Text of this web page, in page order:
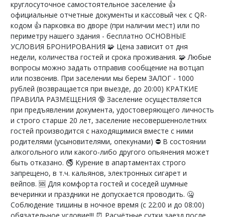
круглосуточное самостоятельное заселение 👍
официальные отчетные документы и кассовый чек с QR-
кодом 👍 парковка во дворе (при наличии мест) или по
периметру нашего здания - бесплатно ОСНОВНЫЕ
УСЛОВИЯ БРОНИРОВАНИЯ 🧩 Цена зависит от дня
недели, количества гостей и срока проживания. 🧩 Любые
вопросы можно задать отправив сообщение на вотцап
или позвонив. При заселении мы берем ЗАЛОГ - 1000
рублей (возвращается при выезде, до 20:00) КРАТКИЕ
ПРАВИЛА РАЗМЕЩЕНИЯ 🔞 Заселение осуществляется
при предъявлении документа, удостоверяющего личность
и строго старше 20 лет, заселение несовершеннолетних
гостей производится с находящимися вместе с ними
родителями (усыновителями, опекунами) ⛔ В состоянии
алкогольного или какого-либо другого опьянения может
быть отказано. 🚭 Курение в апартаментах строго
запрещено, в т.ч. кальянов, электронных сигарет и
вейпов. 🆘 Для комфорта гостей и соседей шумные
вечеринки и праздники не допускается проводить. 🤐
Соблюдение тишины в ночное время (с 22:00 и до 08:00)